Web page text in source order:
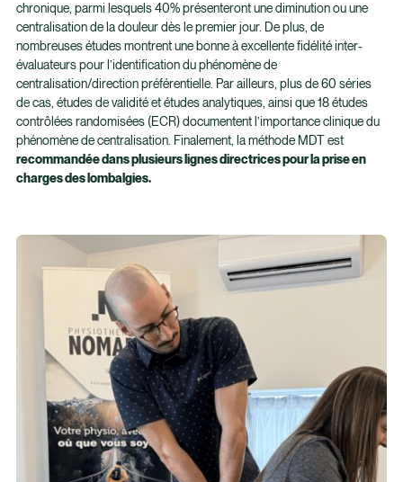
chronique, parmi lesquels 40% présenteront une diminution ou une
centralisation de la douleur dès le premier jour. De plus, de
nombreuses études montrent une bonne à excellente fidélité inter-
évaluateurs pour l’identification du phénomène de
centralisation/direction préférentielle. Par ailleurs, plus de 60 séries
de cas, études de validité et études analytiques, ainsi que 18 études
contrôlées randomisées (ECR) documentent l’importance clinique du
phénomène de centralisation. Finalement, la méthode MDT est
recommandée dans plusieurs lignes directrices pour la prise en
charges des lombalgies.